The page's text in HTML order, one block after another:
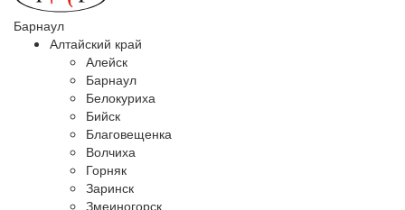
Барнаул
Алтайский край
Алейск
Барнаул
Белокуриха
Бийск
Благовещенка
Волчиха
Горняк
Заринск
Змеиногорск